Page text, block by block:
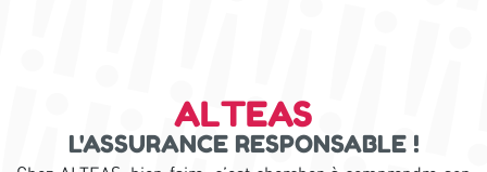
ALTEAS
L'ASSURANCE RESPONSABLE !